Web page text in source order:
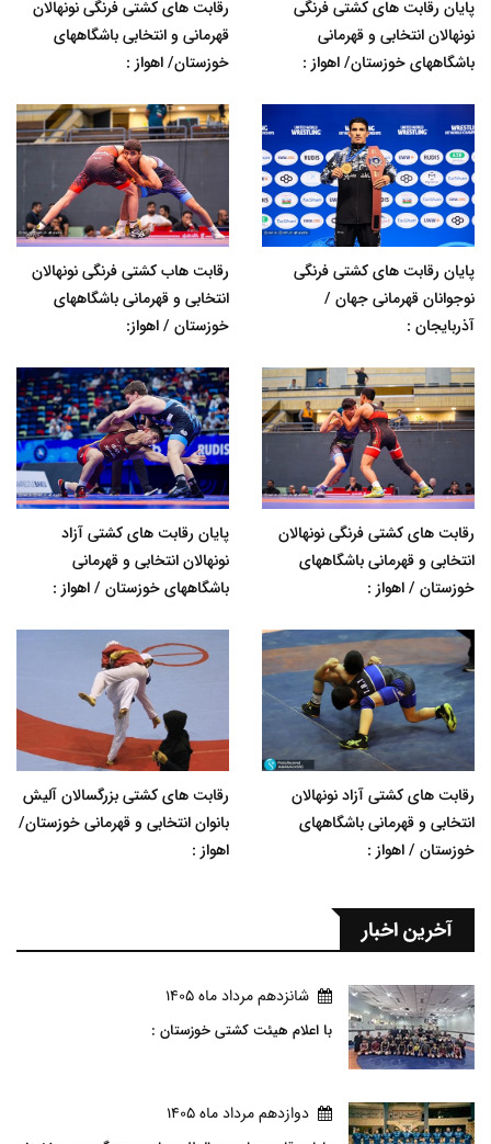
پایان رقابت های کشتی فرنگی
نونهالان انتخابی و قهرمانی
باشگاههای خوزستان/ اهواز :
رقابت های کشتی فرنگی نونهالان
قهرمانی و انتخابی باشگاههای
خوزستان/ اهواز :
پایان رقابت های کشتی فرنگی
نوجوانان قهرمانی جهان /
آذربایجان :
رقابت هاب کشتی فرنگی نونهالان
انتخابی و قهرمانی باشگاههای
خوزستان / اهواز:
رقابت های کشتی فرنگی نونهالان
انتخابی و قهرمانی باشگاههای
خوزستان / اهواز :
پایان رقابت های کشتی آزاد
نونهالان انتخابی و قهرمانی
باشگاههای خوزستان / اهواز :
رقابت های کشتی آزاد نونهالان
انتخابی و قهرمانی باشگاههای
خوزستان / اهواز :
رقابت های کشتی بزرگسالان آلیش
بانوان انتخابی و قهرمانی خوزستان/
اهواز :
آخرین اخبار
شانزدهم مرداد ماه 1405
با اعلام هیئت کشتی خوزستان :
دوازدهم مرداد ماه 1405